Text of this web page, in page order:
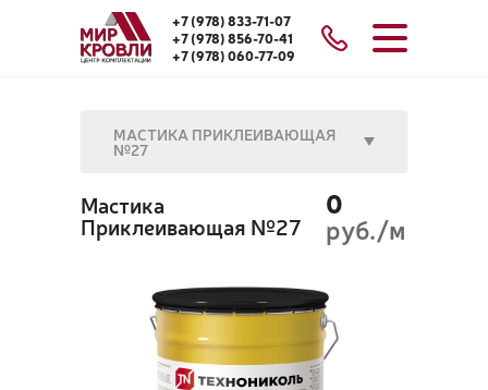
+7 (978) 833-71-07
+7 (978) 856-70-41
+7 (978) 060-77-09
МАСТИКА ПРИКЛЕИВАЮЩАЯ
№27
Мастика
Приклеивающая №27
0
руб./м